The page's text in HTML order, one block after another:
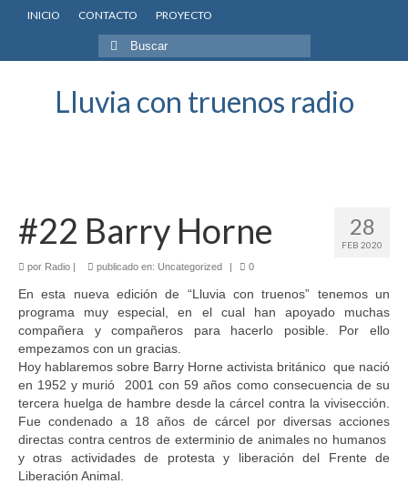
INICIO CONTACTO PROYECTO
Buscar
por:
Lluvia con truenos radio
28
FEB 2020
#22 Barry Horne
por Radio | publicado en: Uncategorized | 0
En esta nueva edición de “Lluvia con truenos” tenemos un
programa muy especial, en el cual han apoyado muchas
compañera y compañeros para hacerlo posible. Por ello
empezamos con un gracias.
Hoy hablaremos sobre Barry Horne activista británico que nació
en 1952 y murió 2001 con 59 años como consecuencia de su
tercera huelga de hambre desde la cárcel contra la vivisección.
Fue condenado a 18 años de cárcel por diversas acciones
directas contra centros de exterminio de animales no humanos
y otras actividades de protesta y liberación del Frente de
Liberación Animal.